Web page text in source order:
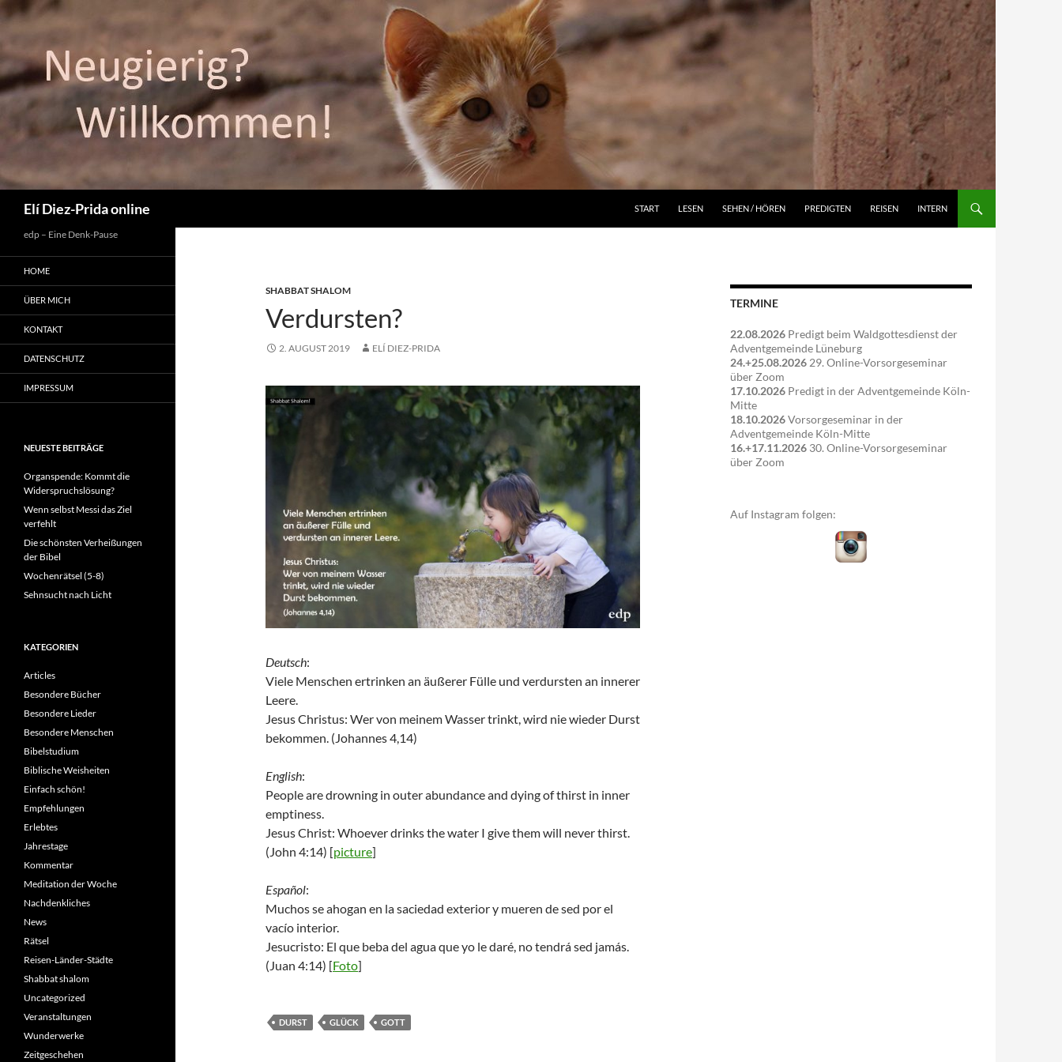
Elí Diez-Prida online
START
LESEN SEHEN / HÖREN PREDIGTEN REISEN INTERN
SHABBAT SHALOM
Verdursten?
2. AUGUST 2019 ELÍ DIEZ-PRIDA
Deutsch:
Viele Menschen ertrinken an äußerer Fülle und verdursten an innerer
Leere.
Jesus Christus: Wer von meinem Wasser trinkt, wird nie wieder Durst
bekommen. (Johannes 4,14)
English:
People are drowning in outer abundance and dying of thirst in inner
emptiness.
Jesus Christ: Whoever drinks the water I give them will never thirst.
(John 4:14) [picture]
Español:
Muchos se ahogan en la saciedad exterior y mueren de sed por el
vacío interior.
Jesucristo: El que beba del agua que yo le daré, no tendrá sed jamás.
(Juan 4:14) [Foto]
DURST GLÜCK GOTT
TERMINE
22.08.2026 Predigt beim Waldgottesdienst der
Adventgemeinde Lüneburg
24.+25.08.2026 29. Online-Vorsorgeseminar
über Zoom
17.10.2026 Predigt in der Adventgemeinde Köln-
Mitte
18.10.2026Vorsorgeseminar in der
Adventgemeinde Köln-Mitte
16.+17.11.2026 30. Online-Vorsorgeseminar
über Zoom
Auf Instagram folgen:
edp – Eine Denk-Pause
HOME
ÜBER MICH
KONTAKT
DATENSCHUTZ
IMPRESSUM
NEUESTE BEITRÄGE
Organspende: Kommt die
Widerspruchslösung?
Wenn selbst Messi das Ziel
verfehlt
Die schönsten Verheißungen
der Bibel
Wochenrätsel (5-8)
Sehnsucht nach Licht
KATEGORIEN
Articles
Besondere Bücher
Besondere Lieder
Besondere Menschen
Bibelstudium
Biblische Weisheiten
Einfach schön!
Empfehlungen
Erlebtes
Jahrestage
Kommentar
Meditation der Woche
Nachdenkliches
News
Rätsel
Reisen-Länder-Städte
Shabbat shalom
Uncategorized
Veranstaltungen
Wunderwerke
Zeitgeschehen